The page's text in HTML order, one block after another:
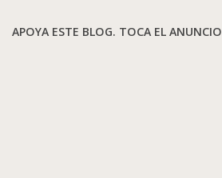
APOYA ESTE BLOG. TOCA EL ANUNCIO